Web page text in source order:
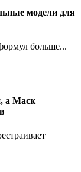
модели для
больше...
а Маск